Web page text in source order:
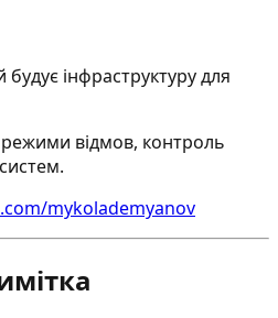
інфраструктуру для
відмов, контроль
mykolademyanov